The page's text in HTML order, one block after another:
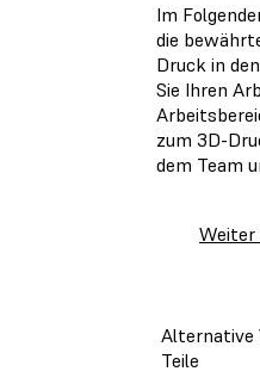
Im
die
Druck in
Sie Ihren
zum 3D-
dem Team
Weiter
Alternative
Teile